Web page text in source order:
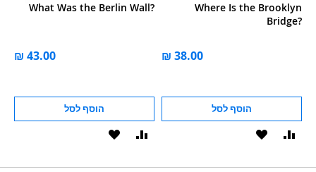
What Was the Berlin Wall?
הוסף לסל
הוסף
Where Is the Brooklyn
Bridge?
הוסף לסל
הוסף